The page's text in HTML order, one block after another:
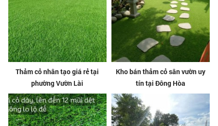
Thảm cỏ nhân tạo giá rẻ tại
phường Vườn Lài
Kho bán thảm cỏ sân vườn uy
tín tại Đông Hòa